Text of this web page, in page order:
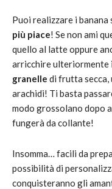
Puoi realizzare i banana
più piace! Se non ami
quello al latte oppure
arricchire ulteriormente
granelle di frutta secca,
arachidi! Ti basta
modo grossolano dopo
fungerà da collante!
Insomma… facili da
possibilità di
conquisteranno gli